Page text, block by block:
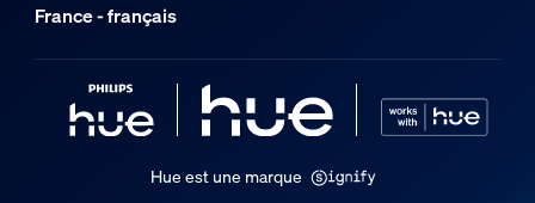
Code barre produit
8719514291270
Poids net
0,53 kg
France - français
Hue est une marque